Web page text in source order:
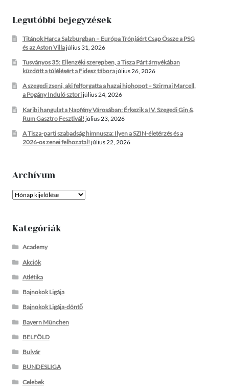
Legutóbbi bejegyzések
Titánok Harca Salzburgban – Európa Trónjáért Csap Össze a PSG
és az Aston Villajúlius 31, 2026
Tusványos 35: Ellenzéki szerepben, a Tisza Párt árnyékában
küzdött a túlélésért a Fidesz táborajúlius 26, 2026
A szegedi zseni, aki felforgatta a hazai hiphopot – Szirmai Marcell,
a Pogány Induló sztorijúlius 24, 2026
Karibi hangulat a Napfény Városában: Érkezik a IV. Szegedi Gin &
Rum Gasztro Fesztivál! július 23, 2026
A Tisza-parti szabadság himnusza: Ilyen a SZIN-életérzés és a
2026-os zenei felhozatal! július 22, 2026
Archívum
Archívum
Kategóriák
Academy
Akciók
Atlétika
Bajnokok Ligája
Bajnokok Ligája-döntő
Bayern München
BELFÖLD
Bulvár
BUNDESLIGA
Celebek